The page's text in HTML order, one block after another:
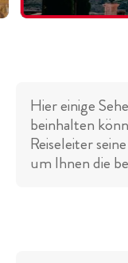
Hier einige
beinhalten
Reiseleiter
um Ihnen die